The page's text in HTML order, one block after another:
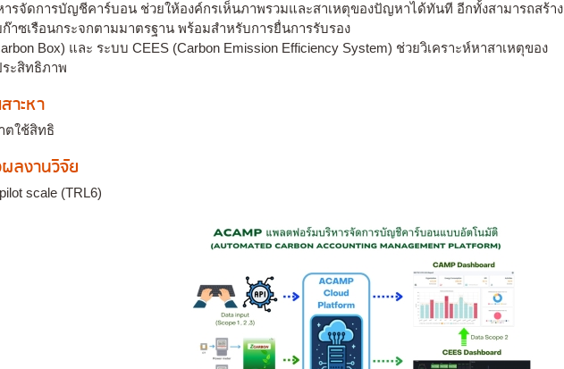
รจัดการบัญชีคาร์บอน ช่วยให้องค์กรเห็นภาพรวมและสาเหตุของปัญหาได้ทันที อีกทั้งสามารถสร้าง
าซเรือนกระจกตามมาตรฐาน พร้อมสำหรับการยื่นการรับรอง
Box) และ ระบบ CEES (Carbon Emission Efficiency System) ช่วยวิเคราะห์หาสาเหตุของ
ะสิทธิภาพ
าะหา
ตใช้สิทธิ
ลงานวิจัย
scale (TRL6)